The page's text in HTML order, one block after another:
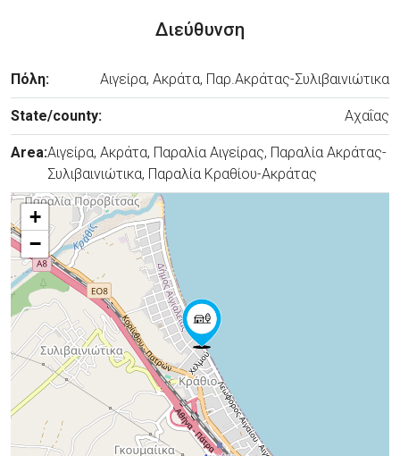
Διεύθυνση
Πόλη: Αιγείρα, Ακράτα, Παρ.Ακράτας-Συλιβαινιώτικα
State/county: Αχαΐας
Area:Αιγείρα, Ακράτα, Παραλία Αιγείρας, Παραλία Ακράτας-
Συλιβαινιώτικα, Παραλία Κραθίου-Ακράτας
+
−